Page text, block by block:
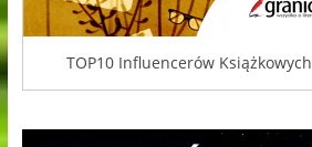
TOP10 Influencerów Książkowych